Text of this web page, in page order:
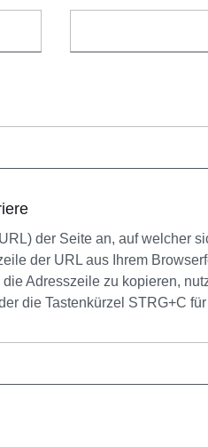
der Seite an, auf welcher
der URL aus Ihrem
Adresszeile zu kopieren,
die Tastenkürzel STRG+C